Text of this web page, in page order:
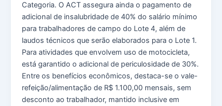
Categoria. O ACT assegura ainda o pagamento de
adicional de insalubridade de 40% do salário mínimo
para trabalhadores de campo do Lote 4, além de
laudos técnicos que serão elaborados para o Lote 1.
Para atividades que envolvem uso de motocicleta,
está garantido o adicional de periculosidade de 30%.
Entre os benefícios econômicos, destaca-se o vale-
refeição/alimentação de R$ 1.100,00 mensais, sem
desconto ao trabalhador, mantido inclusive em